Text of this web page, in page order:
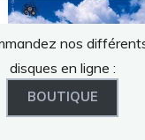
nos
disques en ligne :
BOUTIQUE